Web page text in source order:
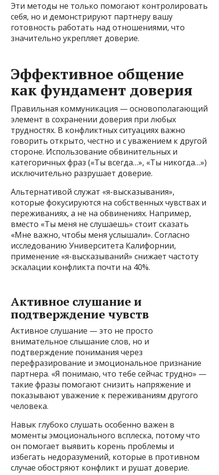
Эти методы не только помогают контролировать
себя, но и демонстрируют партнеру вашу
готовность работать над отношениями, что
значительно укрепляет доверие.
Эффективное общение
как фундамент доверия
Правильная коммуникация — основополагающий
элемент в сохранении доверия при любых
трудностях. В конфликтных ситуациях важно
говорить открыто, честно и с уважением к другой
стороне. Использование обвинительных и
категоричных фраз («Ты всегда…», «Ты никогда…»)
исключительно разрушает доверие.
Альтернативой служат «я-высказывания»,
которые фокусируются на собственных чувствах и
переживаниях, а не на обвинениях. Например,
вместо «Ты меня не слушаешь» стоит сказать
«Мне важно, чтобы меня услышали». Согласно
исследованию Университета Калифорнии,
применение «я-высказываний» снижает частоту
эскалации конфликта почти на 40%.
Активное слушание и
подтверждение чувств
Активное слушание — это не просто
внимательное слышание слов, но и
подтверждение понимания через
перефразирование и эмоциональное признание
партнера. «Я понимаю, что тебе сейчас трудно» —
такие фразы помогают снизить напряжение и
показывают уважение к переживаниям другого
человека.
Навык глубоко слушать особенно важен в
моменты эмоционального всплеска, потому что
он помогает выявить корень проблемы и
избегать недоразумений, которые в противном
случае обостряют конфликт и рушат доверие.